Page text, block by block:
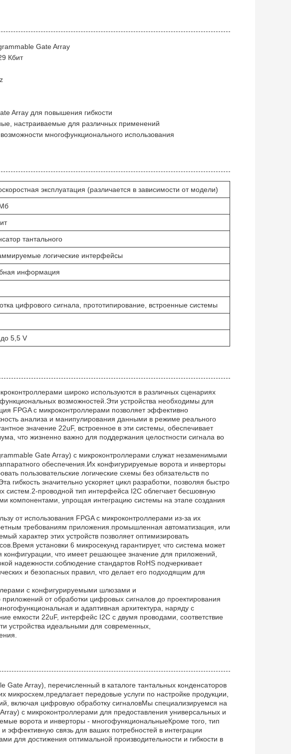
Gate Array
Кбит
Array для повышения гибкости
настраиваемые для различных применений
многофункционального использования
эксплуатация (различается в зависимости от модели)
тантального
логические интерфейсы
информация
цифрового сигнала, прототипирование, встроенные системы
5,5 V
широко используются в различных сценариях
возможностей.Эти устройства необходимы для
FPGA с микроконтроллерами позволяет эффективно
анализа и манипулирования данными в режиме реального
значение 22uF, встроенное в эти системы, обеспечивает
что жизненно важно для поддержания целостности сигнала во
Gate Array) с микроконтроллерами служат незаменимыми
обеспечения.Их конфигурируемые ворота и инверторы
пользовательские логические схемы без обязательств по
гибкость значительно ускоряет цикл разработки, позволяя быстро
систем.2-проводной тип интерфейса I2C облегчает бесшовную
компонентами, упрощая интеграцию системы на этапе создания
от использования FPGA с микроконтроллерами из-за их
требованиям приложения.промышленная автоматизация, или
характер этих устройств позволяет оптимизировать
установки 6 микросекунд гарантирует, что система может
конфигурации, что имеет решающее значение для приложений,
надежности.соблюдение стандартов RoHS подчеркивает
и безопасных правил, что делает его подходящим для
с конфигурируемыми шлюзами и
от обработки цифровых сигналов до проектирования
и адаптивная архитектура, наряду с
емкости 22uF, интерфейс I2C с двумя проводами, соответствие
устройства идеальными для современных,
Gate Array), перечисленный в каталоге тантальных конденсаторов
микросхем,предлагает передовые услуги по настройке продукции,
включая цифровую обработку сигналовМы специализируемся на
с микроконтроллерами для предоставления универсальных и
ворота и инверторы - многофункциональныеКроме того, тип
эффективную связь для ваших потребностей в интеграции
для достижения оптимальной производительности и гибкости в